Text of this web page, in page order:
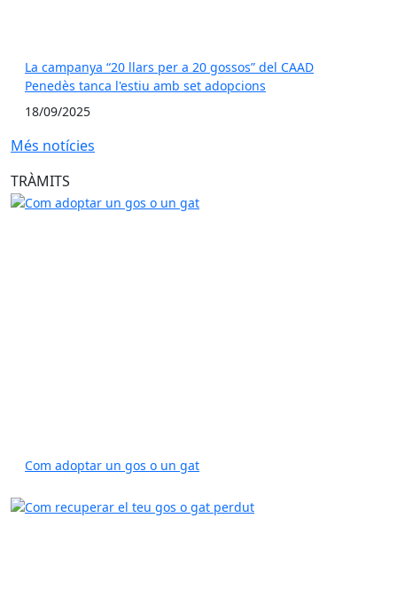
La campanya “20 llars per a 20 gossos” del CAAD
Penedès tanca l'estiu amb set adopcions
18/09/2025
Més notícies
TRÀMITS
Com adoptar un gos o un gat